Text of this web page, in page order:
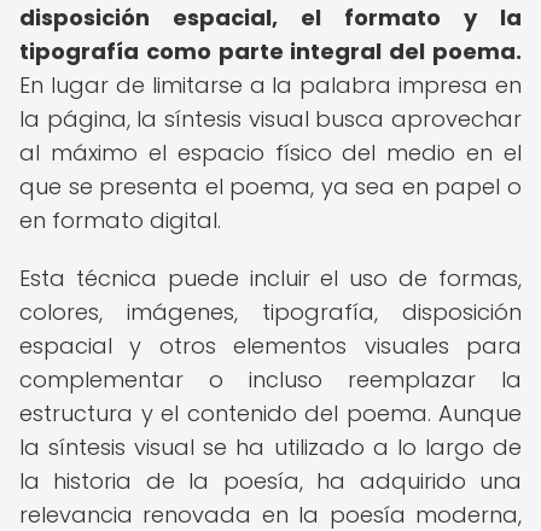
disposición espacial, el formato y la
tipografía como parte integral del poema.
En lugar de limitarse a la palabra impresa en
la página, la síntesis visual busca aprovechar
al máximo el espacio físico del medio en el
que se presenta el poema, ya sea en papel o
en formato digital.
Esta técnica puede incluir el uso de formas,
colores, imágenes, tipografía, disposición
espacial y otros elementos visuales para
complementar o incluso reemplazar la
estructura y el contenido del poema. Aunque
la síntesis visual se ha utilizado a lo largo de
la historia de la poesía, ha adquirido una
relevancia renovada en la poesía moderna,